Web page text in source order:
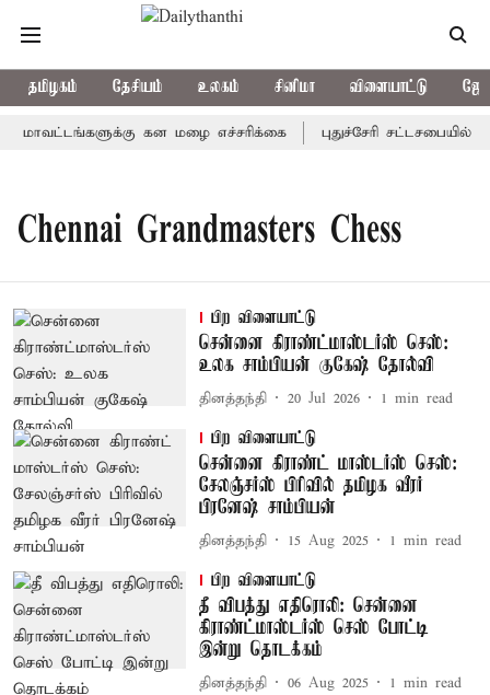
தமிழகம் தேசியம் உலகம் சினிமா விளையாட்டு
மாவட்டங்களுக்கு கன மழை எச்சரிக்கை புதுச்சேரி
Chennai Grandmasters Chess
பிற விளையாட்டு
சென்னை கிராண்ட்மாஸ்டர்ஸ் செஸ்:
உலக சாம்பியன் குகேஷ் தோல்வி
தினத்தந்தி 20 Jul 2026 1 min read
பிற விளையாட்டு
சென்னை கிராண்ட் மாஸ்டர்ஸ் செஸ்:
சேலஞ்சர்ஸ் பிரிவில் தமிழக வீரர்
பிரனேஷ் சாம்பியன்
தினத்தந்தி 15 Aug 2025 1 min read
பிற விளையாட்டு
தீ விபத்து எதிரொலி: சென்னை
கிராண்ட்மாஸ்டர்ஸ் செஸ் போட்டி
இன்று தொடக்கம்
தினத்தந்தி 06 Aug 2025 1 min read